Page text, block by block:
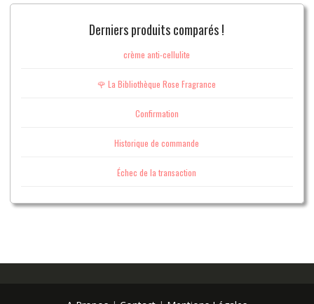
Derniers produits comparés !
crème anti-cellulite
🌹 La Bibliothèque Rose Fragrance
Confirmation
Historique de commande
Échec de la transaction